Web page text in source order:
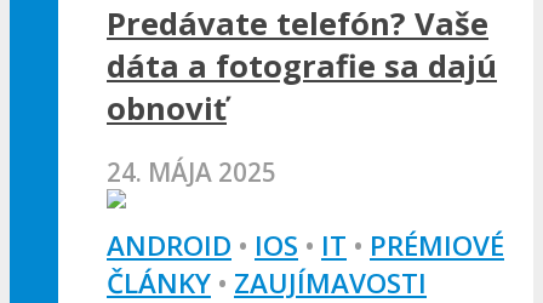
Predávate telefón? Vaše
dáta a fotografie sa dajú
obnoviť
24. MÁJA 2025
ANDROID • IOS • IT • PRÉMIOVÉ
ČLÁNKY • ZAUJÍMAVOSTI